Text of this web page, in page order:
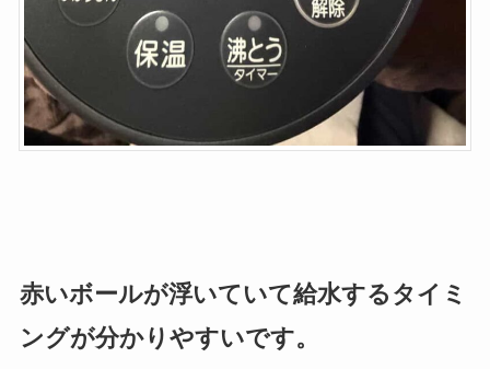
赤いボールが浮いていて給水するタイミ
ングが分かりやすいです。